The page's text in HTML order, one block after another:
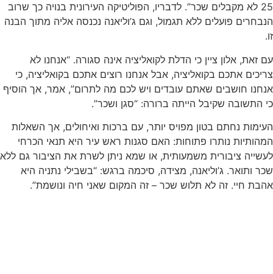
25 לא מקבלים שכר”. לדבריו, הפוליטיקה העירונית בנויה כך שרוב
הנבחרים פועלים ללא תגמול, וגם ג’וליאנה נכנסה אליה מתוך הבנה
זו.
עם זאת, אלון ציין כי הדלת לקואליציה אינה סגורה. “אנחנו לא
צריכים אתכם בקואליציה, אבל אנחנו רוצים אתכם בקואליציה, כי
אנחנו חושבים שאתם עובדים ויש לכם מה לתרום”, אמר, אך הוסיף
כי התשובה שקיבל הייתה ברורה: “סגן ושכר”.
העימות נחתם בטון מפויס יותר, עם ברכות ואיחולים, אך השאלות
המהותיות נותרו פתוחות: האם סגנות ראש עיר היא תנאי הכרחי
לעשייה ציבורית משמעותית, או שמא ניתן לשרת את הציבור גם ללא
שכר ותואר. ג’וליאנה, מצידה, סיכמה ברגש: “בשבילי נתניה היא
אהבת חיי. זה לא תלוש שכר – זה המקום שאני חיה ונושמת”.